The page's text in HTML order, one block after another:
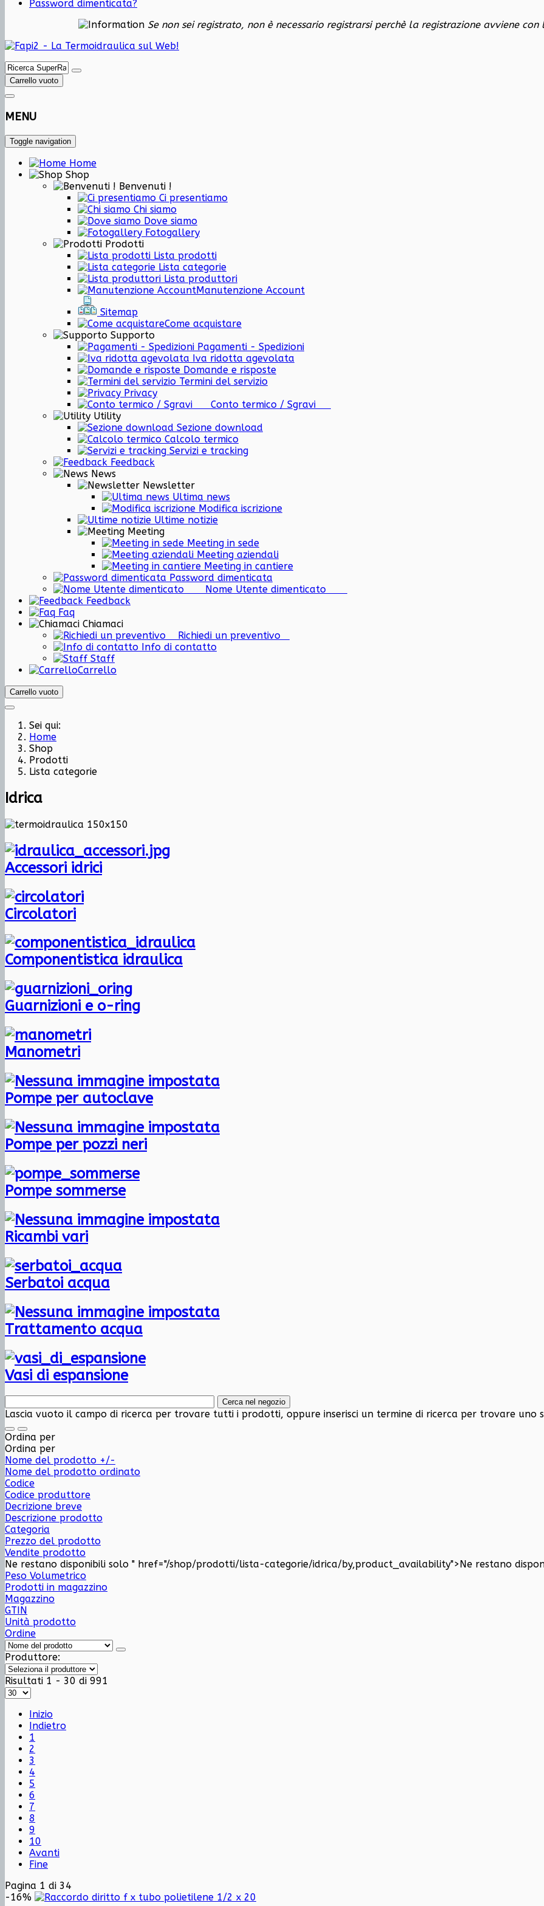
Password dimenticata?
Se non sei registrato, non è necessario registrarsi perchè la registrazione avviene
Carrello vuoto
MENU
Toggle navigation
Home
Shop
Benvenuti !
Ci presentiamo
Chi siamo
Dove siamo
Fotogallery
Prodotti
Lista prodotti
Lista categorie
Lista produttori
Manutenzione Account
Sitemap
Come acquistare
Supporto
Pagamenti - Spedizioni
Iva ridotta agevolata
Domande e risposte
Termini del servizio
Privacy
Conto termico / Sgravi
Utility
Sezione download
Calcolo termico
Servizi e tracking
Feedback
News
Newsletter
Ultima news
Modifica iscrizione
Ultime notizie
Meeting
Meeting in sede
Meeting aziendali
Meeting in cantiere
Password dimenticata
Nome Utente dimenticato
Feedback
Faq
Chiamaci
Richiedi un preventivo
Info di contatto
Staff
Carrello
Carrello vuoto
Sei qui:
Home
Shop
Prodotti
Lista categorie
Idrica
Accessori idrici
Circolatori
Componentistica idraulica
Guarnizioni e o-ring
Manometri
Pompe per autoclave
Pompe per pozzi neri
Pompe sommerse
Ricambi vari
Serbatoi acqua
Trattamento acqua
Vasi di espansione
Lascia vuoto il campo di ricerca per trovare tutti i prodotti, oppure inserisci un termine di ricerca per trovare uno
Ordina per
Ordina per
Nome del prodotto +/-
Nome del prodotto ordinato
Codice
Codice produttore
Decrizione breve
Descrizione prodotto
Categoria
Prezzo del prodotto
Vendite prodotto
Ne restano disponibili solo " href="/shop/prodotti/lista-categorie/idrica/by,product_availability"> Ne restano
Peso Volumetrico
Prodotti in magazzino
Magazzino
GTIN
Unità prodotto
Ordine
Produttore:
Risultati 1 - 30 di 991
Inizio
Indietro
1
2
3
4
5
6
7
8
9
10
Avanti
Fine
Pagina 1 di 34
-16%